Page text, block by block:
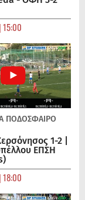
ΠΟΔΌΣΦΑΙΡΟ
1-2 |
ΕΠΣΗ